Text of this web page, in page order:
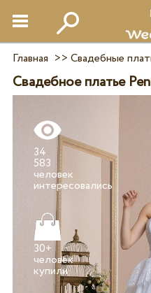
Главная >> Свадебные
Свадебное платье
34
583
человек
30+
человек
купили